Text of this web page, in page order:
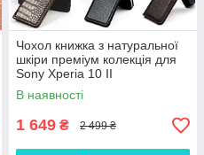
Чохол книжка з натуральної
шкіри преміум колекція для
Sony Xperia 10 II
"SIGNATURE"
В наявності
1 649 ₴ 2 499 ₴